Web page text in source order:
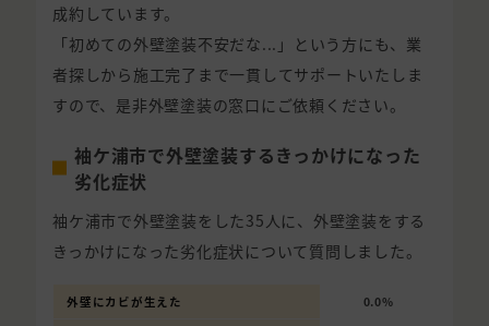
成約しています。
「初めての外壁塗装不安だな...」という方にも、業
者探しから施工完了まで一貫してサポートいたしま
すので、是非外壁塗装の窓口にご依頼ください。
袖ケ浦市で外壁塗装するきっかけになった
劣化症状
袖ケ浦市で外壁塗装をした35人に、外壁塗装をする
きっかけになった劣化症状について質問しました。
外壁にカビが生えた 0.0%